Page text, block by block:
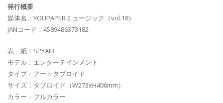
発行概要
媒体名：YOUPAPERミュージック（vol.18）
JANコード：4589486373182
表 紙：SPYAIR
モデル：エンターテインメント
タイプ：アートタブロイド
サイズ：タブロイド（W273xH406mm）
カラー：フルカラー